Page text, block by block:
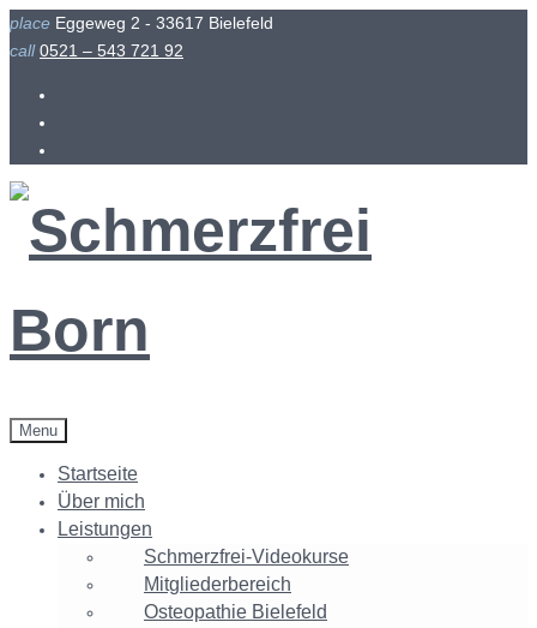
Skip
to
place Eggeweg 2 - 33617 Bielefeld
call 0521 – 543 721 92
Menu
Startseite
Über mich
Leistungen
Schmerzfrei-Videokurse
Mitgliederbereich
Osteopathie Bielefeld